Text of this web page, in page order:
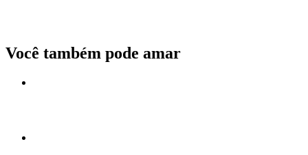
Você também pode amar